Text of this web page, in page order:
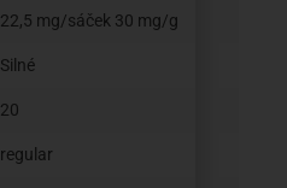
22,5 mg/sáček 30 mg/g
Silné
20
regular